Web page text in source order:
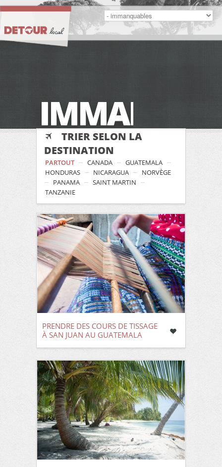
TRIER SELON LA
DESTINATION
PARTOUT CANADA
GUATEMALA
HONDURAS
NICARAGUA
NORVÈGE
PANAMA
SAINT MARTIN
TANZANIE
PRENDRE DES COURS DE TISSAGE
À SAN JUAN AU GUATEMALA